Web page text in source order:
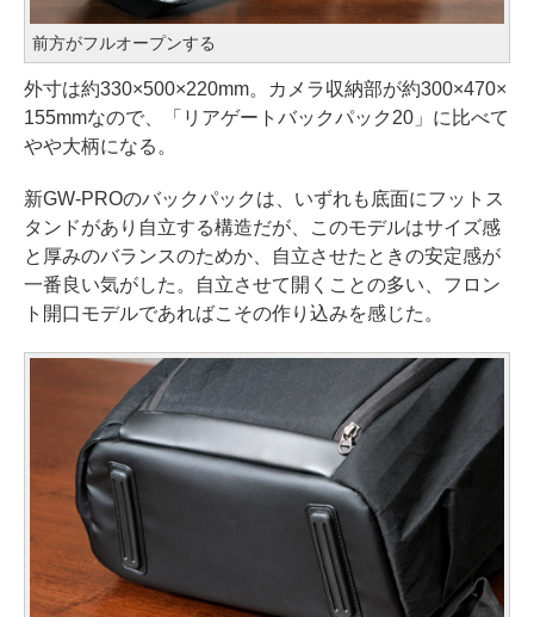
前方がフルオープンする
外寸は約330×500×220mm。カメラ収納部が約300×470×
155mmなので、「リアゲートバックパック20」に比べて
やや大柄になる。
新GW-PROのバックパックは、いずれも底面にフットス
タンドがあり自立する構造だが、このモデルはサイズ感
と厚みのバランスのためか、自立させたときの安定感が
一番良い気がした。自立させて開くことの多い、フロン
ト開口モデルであればこその作り込みを感じた。